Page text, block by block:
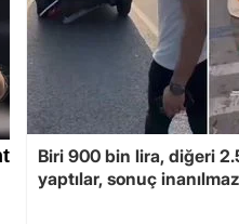
Biri 900 bin lira, diğeri
yaptılar, sonuç inanılmaz